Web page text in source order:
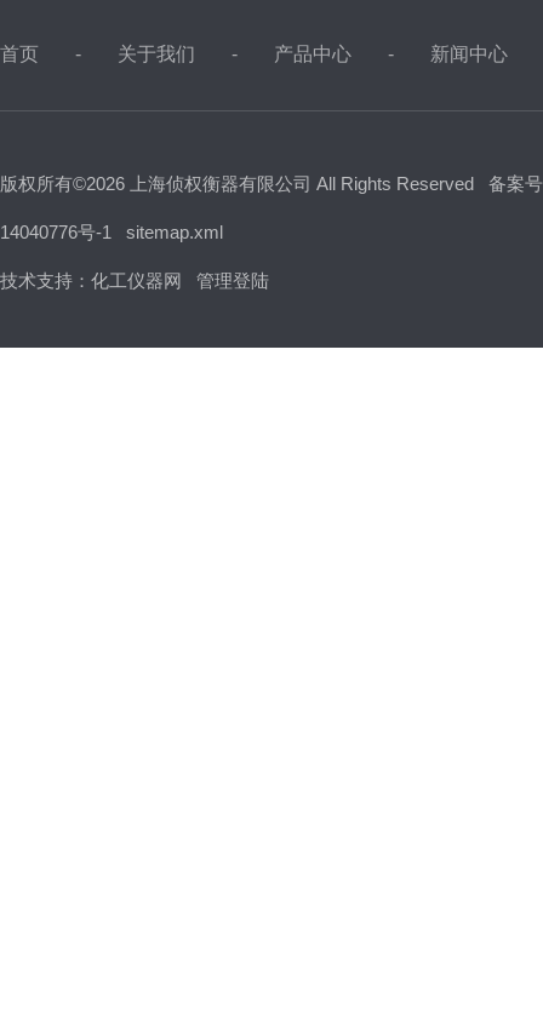
首页 关于我们 产品中心 新闻中心
版权所有©2026 上海侦权衡器有限公司 All Rights Reserved 备案
14040776号-1 sitemap.xml
技术支持： 化工仪器网 管理登陆